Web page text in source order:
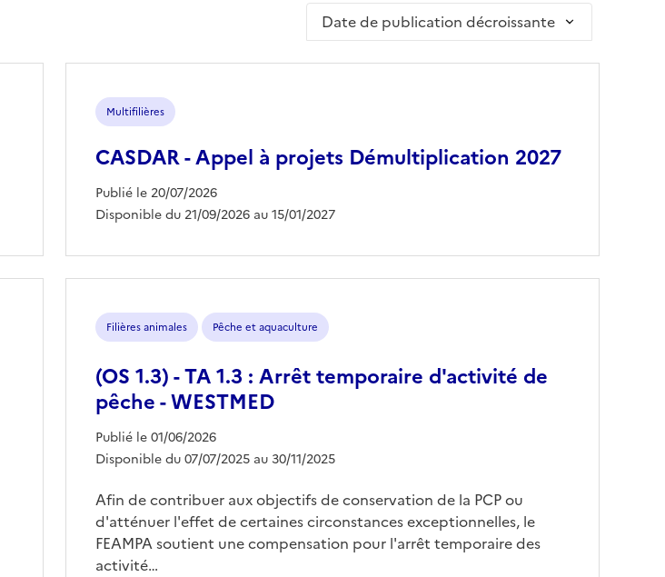
Trier par
Multifilières
CASDAR - Appel à projets Démultiplication 2027
Publié le 20/07/2026
Disponible du 21/09/2026 au 15/01/2027
Filières animales Pêche et aquaculture
(OS 1.3) - TA 1.3 : Arrêt temporaire d'activité de
pêche - WESTMED
Publié le 01/06/2026
Disponible du 07/07/2025 au 30/11/2025
Afin de contribuer aux objectifs de conservation de la PCP ou
d'atténuer l'effet de certaines circonstances exceptionnelles, le
FEAMPA soutient une compensation pour l'arrêt temporaire des
activité…